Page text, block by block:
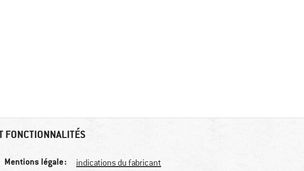
FONCTIONNALITÉS
Mentions légale : indications du fabricant